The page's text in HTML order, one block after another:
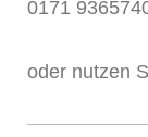
0171
oder nutzen